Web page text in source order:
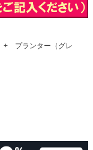
+ プランター（グレ